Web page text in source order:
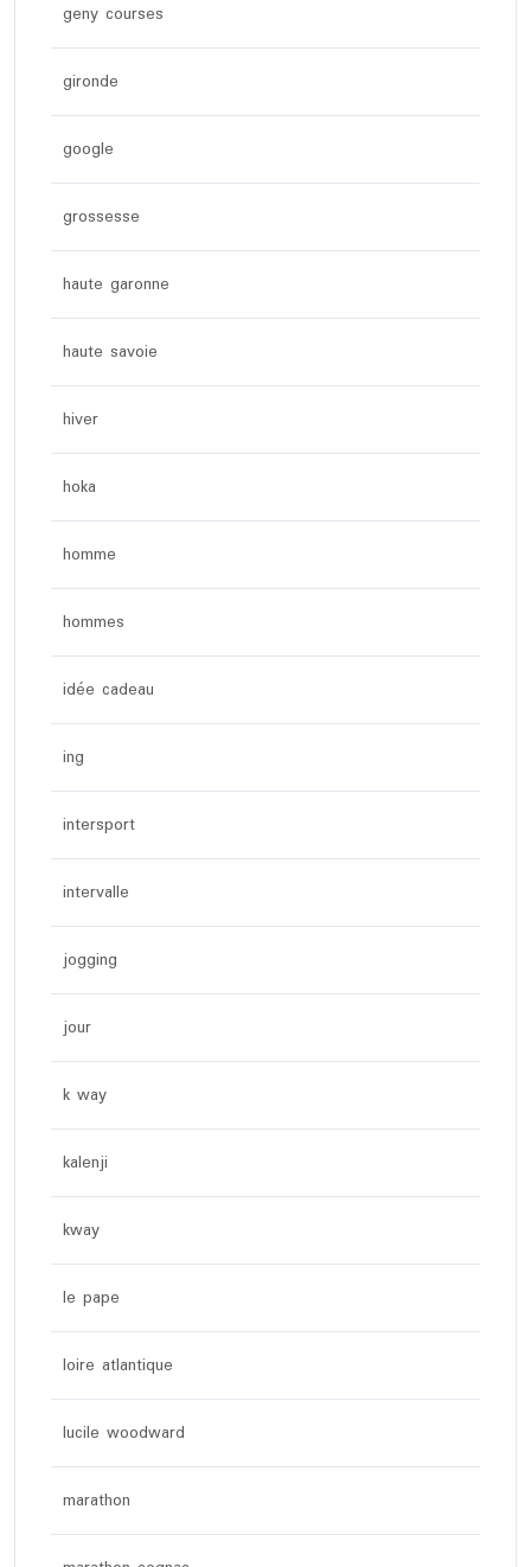
geny courses
gironde
google
grossesse
haute garonne
haute savoie
hiver
hoka
homme
hommes
idée cadeau
ing
intersport
intervalle
jogging
jour
k way
kalenji
kway
le pape
loire atlantique
lucile woodward
marathon